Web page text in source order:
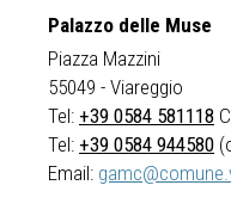
Palazzo delle Muse
Piazza Mazzini
55049 - Viareggio
Tel: +39 0584 581118
Tel: +39 0584 944580
Email: